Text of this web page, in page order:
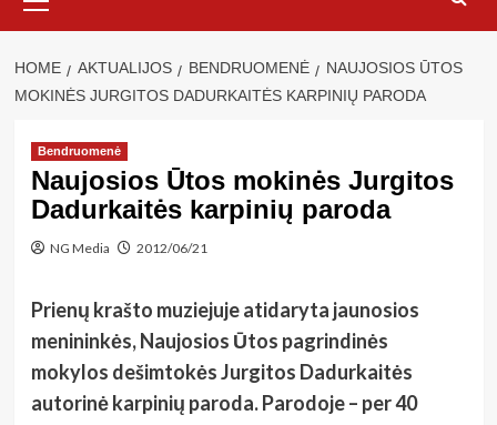
Menu
HOME AKTUALIJOS BENDRUOMENĖ
NAUJOSIOS ŪTOS
MOKINĖS JURGITOS DADURKAITĖS KARPINIŲ PARODA
Bendruomenė
Naujosios Ūtos mokinės Jurgitos
Dadurkaitės karpinių paroda
NG Media 2012/06/21
Prienų krašto muziejuje atidaryta jaunosios
menininkės, Naujosios Ūtos pagrindinės
mokylos dešimtokės Jurgitos Dadurkaitės
autorinė karpinių paroda. Parodoje – per 40